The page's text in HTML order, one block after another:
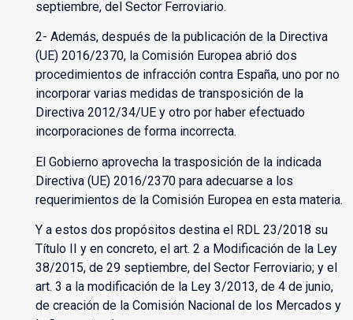
septiembre, del Sector Ferroviario.
2- Además, después de la publicación de la Directiva
(UE) 2016/2370, la Comisión Europea abrió dos
procedimientos de infracción contra España, uno por no
incorporar varias medidas de transposición de la
Directiva 2012/34/UE y otro por haber efectuado
incorporaciones de forma incorrecta.
El Gobierno aprovecha la trasposición de la indicada
Directiva (UE) 2016/2370 para adecuarse a los
requerimientos de la Comisión Europea en esta materia.
Y a estos dos propósitos destina el RDL 23/2018 su
Título II y en concreto, el art. 2 a Modificación de la Ley
38/2015, de 29 septiembre, del Sector Ferroviario; y el
art. 3 a la modificación de la Ley 3/2013, de 4 de junio,
de creación de la Comisión Nacional de los Mercados y